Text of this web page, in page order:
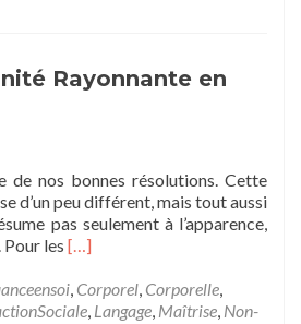
de
Rayonnante en
de nos bonnes résolutions. Cette
d’un peu différent, mais tout aussi
pas seulement à l’apparence,
Pour les Read
about
Langage
[…]
, Corporel, Corporelle,
, Langage, Maîtrise, Non-